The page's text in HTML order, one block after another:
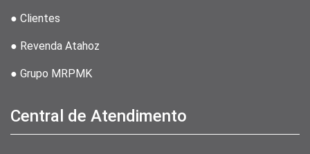
● Clientes
● Revenda Atahoz
● Grupo MRPMK
Central de Atendimento